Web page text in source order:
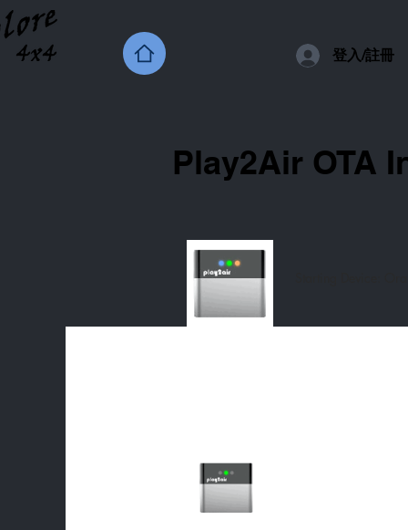
登入/註冊
Play2Air OTA